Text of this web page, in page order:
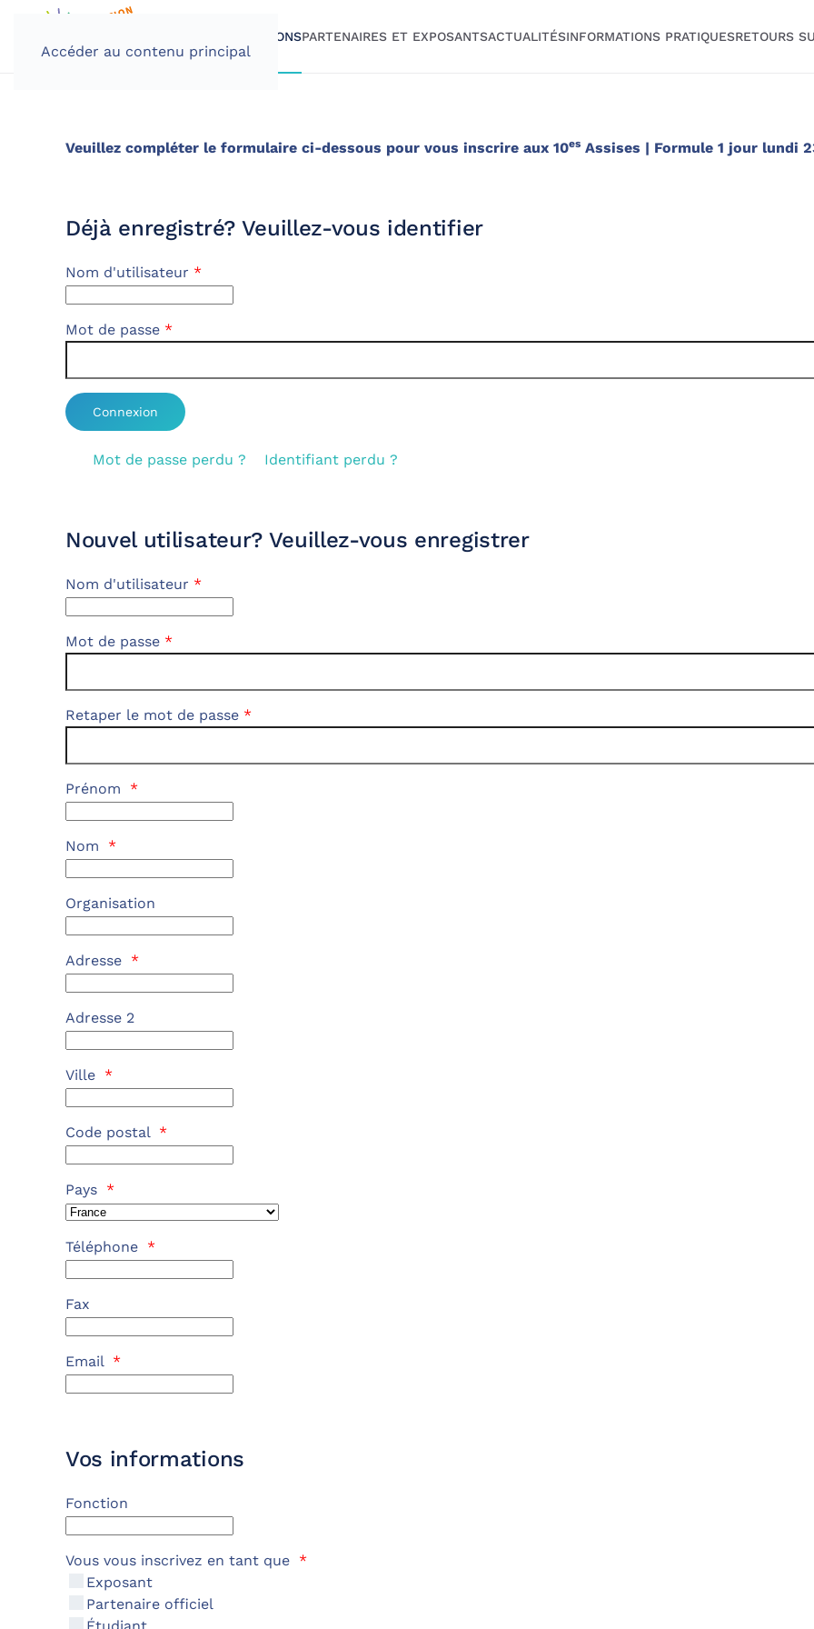
Accéder au contenu principal
INSCRIPTIONSPARTENAIRES ET EXPOSANTSACTUALITÉSINFORMATIONS PRATIQUESRETOURS
Veuillez compléter le formulaire ci-dessous pour vous inscrire aux 10es Assises | Formule 1 jour lundi
Déjà enregistré? Veuillez-vous identifier
Nom d'utilisateur *
Mot de passe *
Mot de passe perdu ? Identifiant perdu ?
Nouvel utilisateur? Veuillez-vous enregistrer
Nom d'utilisateur *
Mot de passe *
Retaper le mot de passe *
Prénom *
Nom *
Organisation
Adresse *
Adresse 2
Ville *
Code postal *
Pays *
Téléphone *
Fax
Email *
Vos informations
Fonction
Vous vous inscrivez en tant que *
Exposant
Partenaire officiel